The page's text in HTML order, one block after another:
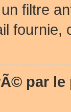
filtre
fournie,
par